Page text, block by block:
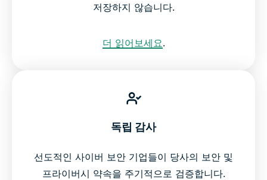
저장하지 않습니다.
더 읽어보세요.
독립 감사
선도적인 사이버 보안 기업들이 당사의 보안 및
프라이버시 약속을 주기적으로 검증합니다.